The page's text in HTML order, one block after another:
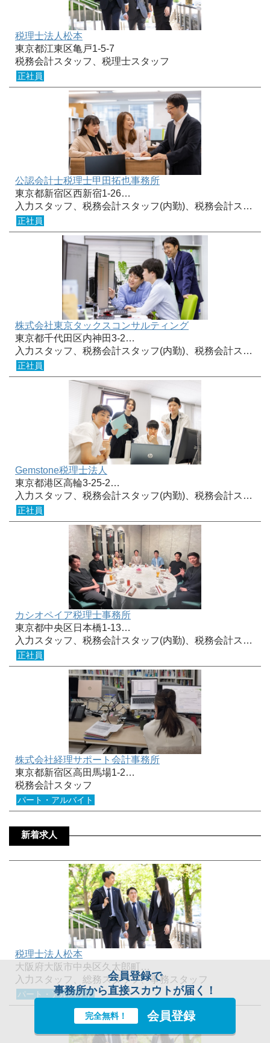
税理士法人松本
東京都江東区亀戸1-5-7
税務会計スタッフ、税理士スタッフ
正社員
公認会計士税理士甲田拓也事務所
東京都新宿区西新宿1-26…
入力スタッフ、税務会計スタッフ(内勤)、税務会計ス…
正社員
株式会社東京タックスコンサルティング
東京都千代田区内神田3-2…
入力スタッフ、税務会計スタッフ(内勤)、税務会計ス…
正社員
Gemstone税理士法人
東京都港区高輪3-25-2…
入力スタッフ、税務会計スタッフ(内勤)、税務会計ス…
正社員
カシオペイア税理士事務所
東京都中央区日本橋1-13…
入力スタッフ、税務会計スタッフ(内勤)、税務会計ス…
正社員
株式会社経理サポート会計事務所
東京都新宿区高田馬場1-2…
税務会計スタッフ
パート・アルバイト
新着求人
税理士法人松本
大阪府大阪市中央区久太郎町…
入力スタッフ、総務スタッフ、事務スタッフ
パート・アルバイト
会員登録で
事務所から直接スカウトが届く！
完全無料！ 会員登録